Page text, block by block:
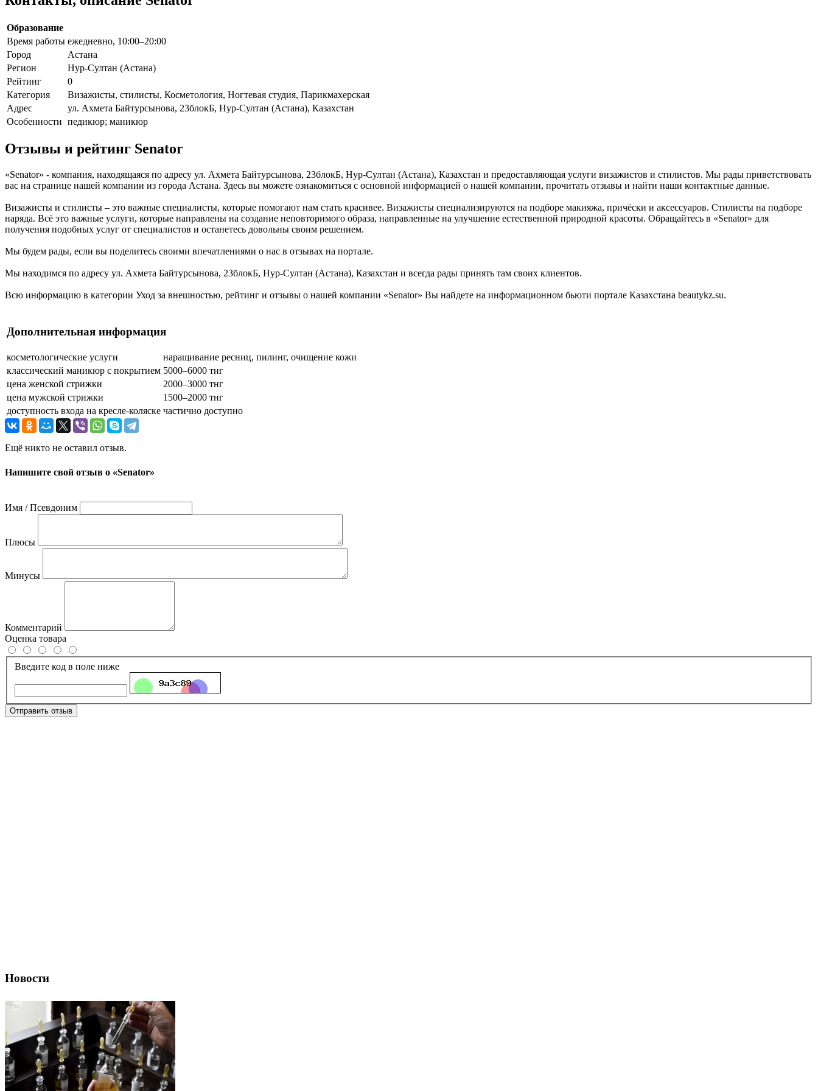
Образование
Время работы ежедневно, 10:00–20:00
Город
Астана
Регион
Нур-Султан (Астана)
Рейтинг
0
Категория
Визажисты, стилисты, Косметология, Ногтевая студия, Парикмахерская
Адрес
ул. Ахмета Байтурсынова, 23блокБ, Нур-Султан (Астана), Казахстан
Особенности педикюр; маникюр
Отзывы и рейтинг Senator
«Senator» - компания, находящаяся по адресу ул. Ахмета Байтурсынова, 23блокБ, Нур-Султан (Астана), Казахстан и предоставляющая услуги визажистов и стилистов. Мы рады приветствовать
вас на странице нашей компании из города Астана. Здесь вы можете ознакомиться с основной информацией о нашей компании, прочитать отзывы и найти наши контактные данные.
Визажисты и стилисты – это важные специалисты, которые помогают нам стать красивее. Визажисты специализируются на подборе макияжа, причёски и аксессуаров. Стилисты на подборе
наряда. Всё это важные услуги, которые направлены на создание неповторимого образа, направленные на улучшение естественной природной красоты. Обращайтесь в «Senator» для
получения подобных услуг от специалистов и останетесь довольны своим решением.
Мы будем рады, если вы поделитесь своими впечатлениями о нас в отзывах на портале.
Мы находимся по адресу ул. Ахмета Байтурсынова, 23блокБ, Нур-Султан (Астана), Казахстан и всегда рады принять там своих клиентов.
Всю информацию в категории Уход за внешностью, рейтинг и отзывы о нашей компании «Senator» Вы найдете на информационном бьюти портале Казахстана beautykz.su.
Дополнительная информация
косметологические услуги
наращивание ресниц, пилинг, очищение кожи
классический маникюр с покрытием 5000–6000 тнг
цена женской стрижки
2000–3000 тнг
цена мужской стрижки
1500–2000 тнг
доступность входа на кресле-коляске частично доступно
Ещё никто не оставил отзыв.
Напишите свой отзыв о «Senator»
Имя / Псевдоним
Плюсы
Минусы
Комментарий
Оценка товара
Введите код в поле ниже
Отправить отзыв
Новости